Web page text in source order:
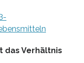
das Verhältnis